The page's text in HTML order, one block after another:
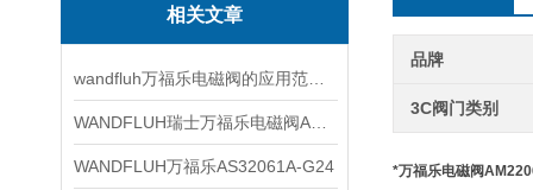
相关文章
WANDFLUH万福乐AS32061A-G24
品牌
3C阀门类别
*万福乐电磁阀